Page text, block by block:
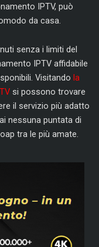
IPTV, può
da casa.
senza i limiti del
IPTV affidabile
Visitando la
si possono trovare
il servizio più adatto
nessuna puntata di
tra le più amate.